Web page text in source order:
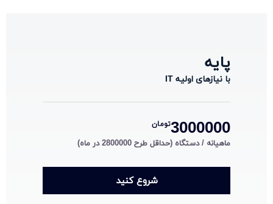
پایه
با نیازهای اولیه IT
3000000تومان
ماهیانه / دستگاه (حداقل طرح 2800000 در ماه)
شروع کنید